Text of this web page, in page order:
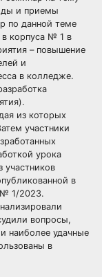
и приемы
по данной теме
в корпуса № 1 в
– повышение
и
в колледже.
из которых
участники
урока
участников
в
№ 1/2023.
вопросы,
наиболее удачные
в